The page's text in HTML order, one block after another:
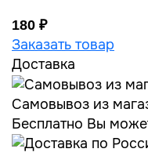
180 ₽
Заказать товар
Доставка
Самовывоз из
Бесплатно Вы